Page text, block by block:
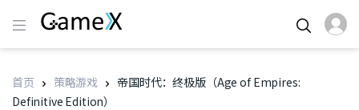
首页 策略游戏
帝国时代：终极版（Age of Empires:
Definitive Edition）